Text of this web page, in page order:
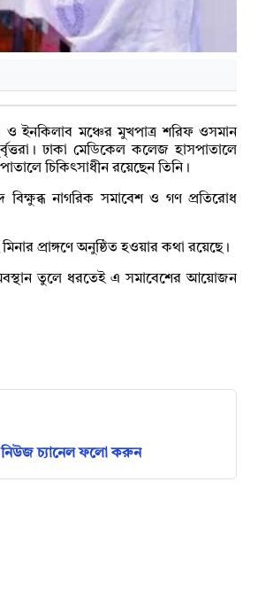
ও ইনকিলাব মঞ্চের মুখপাত্র শরিফ ওসমান
ঢাকা মেডিকেল কলেজ হাসপাতালে
চিকিৎসাধীন রয়েছেন তিনি।
বিক্ষুব্ধ নাগরিক সমাবেশ ও গণ প্রতিরোধ
প্রাঙ্গণে অনুষ্ঠিত হওয়ার কথা রয়েছে।
তুলে ধরতেই এ সমাবেশের আয়োজন
চ্যানেল ফলো করুন